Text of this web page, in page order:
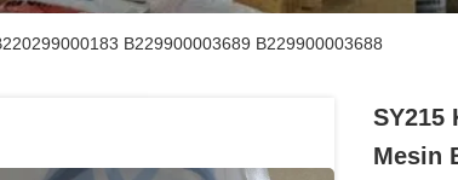
B229900003689 B229900003688
SY215
Mesin